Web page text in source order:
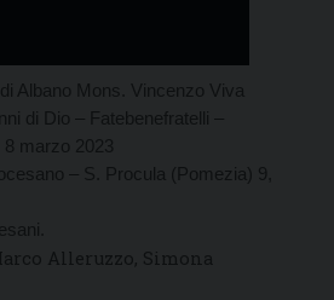
Albano Mons. Vincenzo Viva
di Dio – Fatebenefratelli –
marzo 2023
– S. Procula (Pomezia) 9,
Alleruzzo, Simona